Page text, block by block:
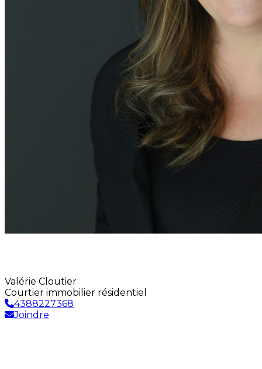
Valérie Cloutier
Courtier immobilier résidentiel
4388227368
Joindre